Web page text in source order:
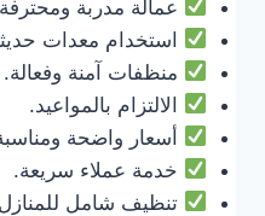
عمالة مدربة
استخدام معدات
منظفات آمنة وفعالة.
الالتزام بالمواعيد.
أسعار واضحة
خدمة عملاء سريعة.
تنظيف شامل